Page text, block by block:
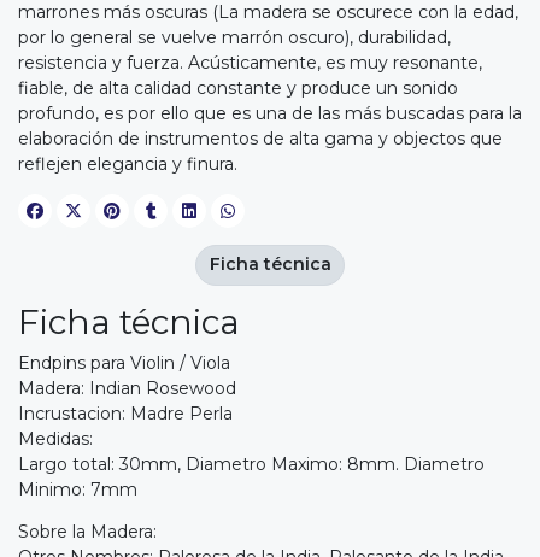
marrones más oscuras (La madera se oscurece con la edad,
por lo general se vuelve marrón oscuro), durabilidad,
resistencia y fuerza. Acústicamente, es muy resonante,
fiable, de alta calidad constante y produce un sonido
profundo, es por ello que es una de las más buscadas para la
elaboración de instrumentos de alta gama y objectos que
reflejen elegancia y finura.
Ficha técnica
Endpins para Violin / Viola
Madera: Indian Rosewood
Incrustacion: Madre Perla
Medidas:
Largo total: 30mm, Diametro Maximo: 8mm. Diametro
Minimo: 7mm
Sobre la Madera:
Ficha técnica